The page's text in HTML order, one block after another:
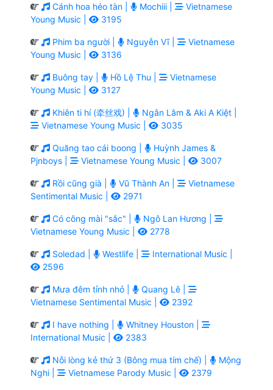
Cánh hoa héo tàn | Mochiii |
Vietnamese
Young Music |
3195
Phim ba người | Nguyễn Vĩ |
Vietnamese
Young Music |
3136
Buông tay | Hồ Lệ Thu |
Vietnamese
Young Music |
3127
Khiên ti hí (牵丝戏) |
Ngân Lâm & Aki A Kiệt |
Vietnamese Young Music |
3035
Quăng tao cái boong |
Huỳnh James &
Pjnboys |
Vietnamese Young Music | 3007
Rồi cũng già | Vũ Thành An |
Vietnamese
Sentimental Music |
2971
Có công mài "sắc" |
Ngô Lan Hương |
Vietnamese Young Music |
2778
Soledad | Westlife |
International Music |
2596
Mưa đêm tỉnh nhỏ |
Quang Lê |
Vietnamese Sentimental Music |
2392
I have nothing |
Whitney Houston |
International Music |
2383
Nỗi lòng kẻ thứ 3 (Bông mua tím chế) |
Mộng
Nghi |
Vietnamese Parody Music | 2379